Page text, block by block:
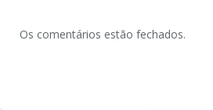
Os comentários estão fechados.